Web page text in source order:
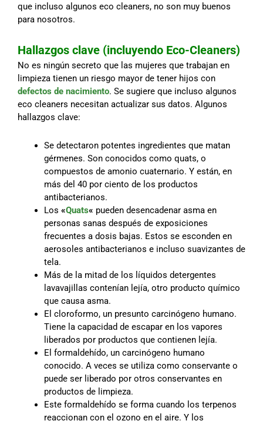
que incluso algunos eco cleaners, no son muy buenos
para nosotros.
Hallazgos clave (incluyendo Eco-Cleaners)
No es ningún secreto que las mujeres que trabajan en
limpieza tienen un riesgo mayor de tener hijos con
defectos de nacimiento. Se sugiere que incluso algunos
eco cleaners necesitan actualizar sus datos. Algunos
hallazgos clave:
Se detectaron potentes ingredientes que matan
gérmenes. Son conocidos como quats, o
compuestos de amonio cuaternario. Y están, en
más del 40 por ciento de los productos
antibacterianos.
Los «Quats« pueden desencadenar asma en
personas sanas después de exposiciones
frecuentes a dosis bajas. Estos se esconden en
aerosoles antibacterianos e incluso suavizantes de
tela.
Más de la mitad de los líquidos detergentes
lavavajillas contenían lejía, otro producto químico
que causa asma.
El cloroformo, un presunto carcinógeno humano.
Tiene la capacidad de escapar en los vapores
liberados por productos que contienen lejía.
El formaldehído, un carcinógeno humano
conocido. A veces se utiliza como conservante o
puede ser liberado por otros conservantes en
productos de limpieza.
Este formaldehído se forma cuando los terpenos
reaccionan con el ozono en el aire. Y los